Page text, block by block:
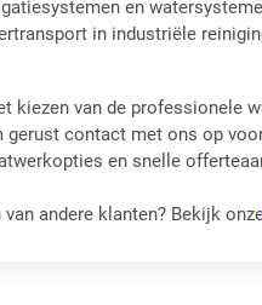
en
in industriële
kiezen van de professionele
gerust contact met ons op
en snelle
van andere klanten? Bekijk